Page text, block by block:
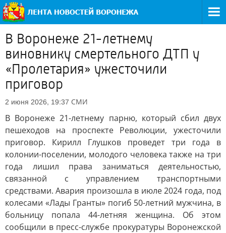
В Воронеже 21-летнему
виновнику смертельного ДТП у
«Пролетария» ужесточили
приговор
2 июня 2026, 19:37 СМИ
В Воронеже 21-летнему парню, который сбил двух
пешеходов на проспекте Революции, ужесточили
приговор. Кирилл Глушков проведет три года в
колонии-поселении, молодого человека также на три
года лишил права заниматься деятельностью,
связанной с управлением транспортными
средствами. Авария произошла в июле 2024 года, под
колесами «Лады Гранты» погиб 50-летний мужчина, в
больницу попала 44-летняя женщина. Об этом
сообщили в пресс-службе прокуратуры Воронежской